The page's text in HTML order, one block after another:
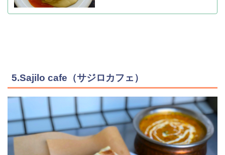
5.Sajilo cafe（サジロカフェ）